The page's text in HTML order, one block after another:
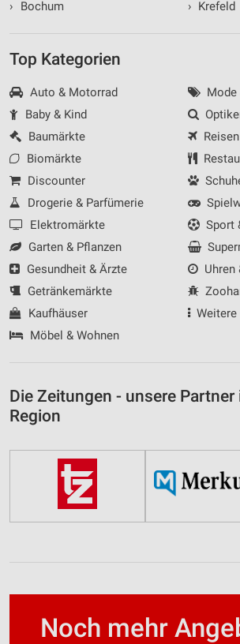
›
Bochum
› Krefeld
Top Kategorien
Auto & Motorrad
Baby & Kind
Baumärkte
Biomärkte
Discounter
Drogerie & Parfümerie
Elektromärkte
Garten & Pflanzen
Gesundheit & Ärzte
Getränkemärkte
Kaufhäuser
Möbel & Wohnen
Mode
Sport
Uhren
Die Zeitungen - unsere Partner
Region
Noch mehr